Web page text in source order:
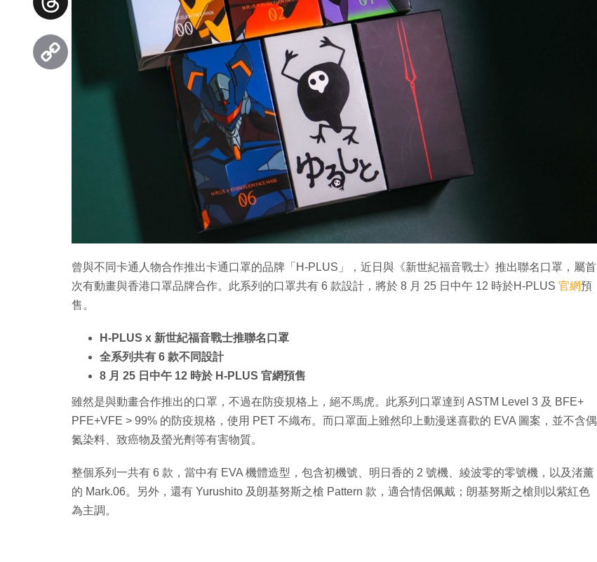
曾與不同卡通人物合作推出卡通口罩的品牌「H-PLUS」，近日與《新世紀福音戰士》推出聯名口罩，屬首
次有動畫與香港口罩品牌合作。此系列的口罩共有 6 款設計，將於 8 月 25 日中午 12 時於H-PLUS 官網預
售。
H-PLUS x 新世紀福音戰士推聯名口罩
全系列共有 6 款不同設計
8 月 25 日中午 12 時於 H-PLUS 官網預售
雖然是與動畫合作推出的口罩，不過在防疫規格上，絕不馬虎。此系列口罩達到 ASTM Level 3 及 BFE+
PFE+VFE > 99% 的防疫規格，使用 PET 不織布。而口罩面上雖然印上動漫迷喜歡的 EVA 圖案，並不含偶
氮染料、致癌物及螢光劑等有害物質。
整個系列一共有 6 款，當中有 EVA 機體造型，包含初機號、明日香的 2 號機、綾波零的零號機，以及渚薰
的 Mark.06。另外，還有 Yurushito 及朗基努斯之槍 Pattern 款，適合情侶佩戴；朗基努斯之槍則以紫紅色
為主調。
Threads